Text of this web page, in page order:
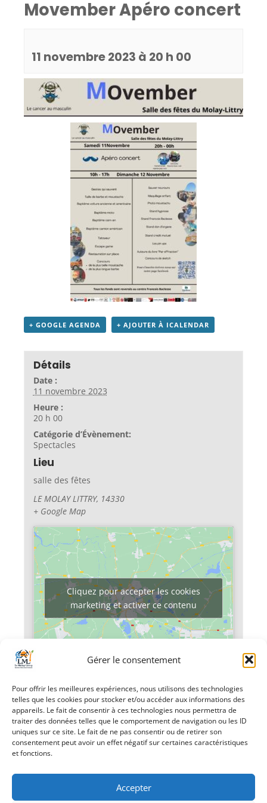
Gérer le consentement
Pour offrir les meilleures expériences, nous utilisons des technologies
telles que les cookies pour stocker et/ou accéder aux informations des
appareils. Le fait de consentir à ces technologies nous permettra de
traiter des données telles que le comportement de navigation ou les ID
uniques sur ce site. Le fait de ne pas consentir ou de retirer son
consentement peut avoir un effet négatif sur certaines caractéristiques
et fonctions.
Accepter
Movember Apéro concert
11 novembre 2023 à 20 h 00
+ GOOGLE AGENDA + AJOUTER À ICALENDAR
Détails
Date :
11 novembre 2023
Heure :
20 h 00
Catégorie d’Évènement:
Spectacles
Lieu
salle des fêtes
LE MOLAY LITTRY, 14330
+ Google Map
Cliquez pour accepter les cookies
marketing et activer ce contenu
«Conférence-
débat
Movember»